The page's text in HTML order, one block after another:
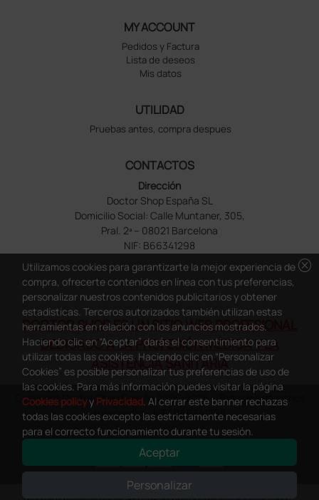
MY ACCOUNT
Pedidos y Factura
Lista de deseos
Mis datos
UTILIDAD
Pruebas antes, compra despues
CONTACTOS
Dirección
Doctor Shop España SL
Domicilio Social: Calle Muntaner, 305,
Pral. 2ª – 08021 Barcelona
NIF: B66341298
DOCTOR SHOP ES UN SITIO WEB PROFESIONAL
DEDICADO A LA PROFESIÓN MÉDICA Y LA
ASISTENCIA SANITARIA
Copyright Doctor Shop España 2005-2026 - Todos los derechos
reservados - NIF.: B66341298
cancel
Utilizamos cookies para garantizarte la mejor experiencia de
compra, ofrecerte contenidos en línea con tus preferencias,
personalizar nuestros contenidos publicitarios y obtener
estadísticas. Terceros autorizados también utilizan estas
herramientas en relación con los anuncios mostrados.
Haciendo clic en “Aceptar” darás el consentimiento para
utilizar todas las cookies. Haciendo clic en “Personalizar
Cookies” es posible personalizar tus preferencias de uso de
las cookies. Para más información puedes visitar la página
Cookies policyy Privacidad. Al cerrar este banner rechazas
todas las cookies excepto las estrictamente necesarias
para el correcto funcionamiento durante tu sesión.
Aceptar
Personalizar